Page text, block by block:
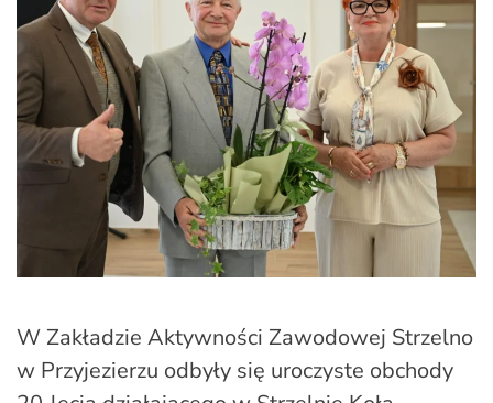
W Zakładzie Aktywności Zawodowej Strzelno
w Przyjezierzu odbyły się uroczyste obchody